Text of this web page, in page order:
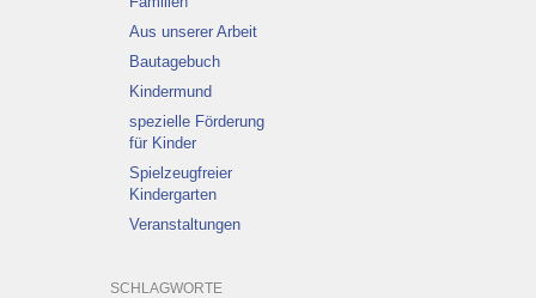
Aus unserer Arbeit
Bautagebuch
Kindermund
spezielle Förderung
für Kinder
Spielzeugfreier
Kindergarten
Veranstaltungen
SCHLAGWORTE